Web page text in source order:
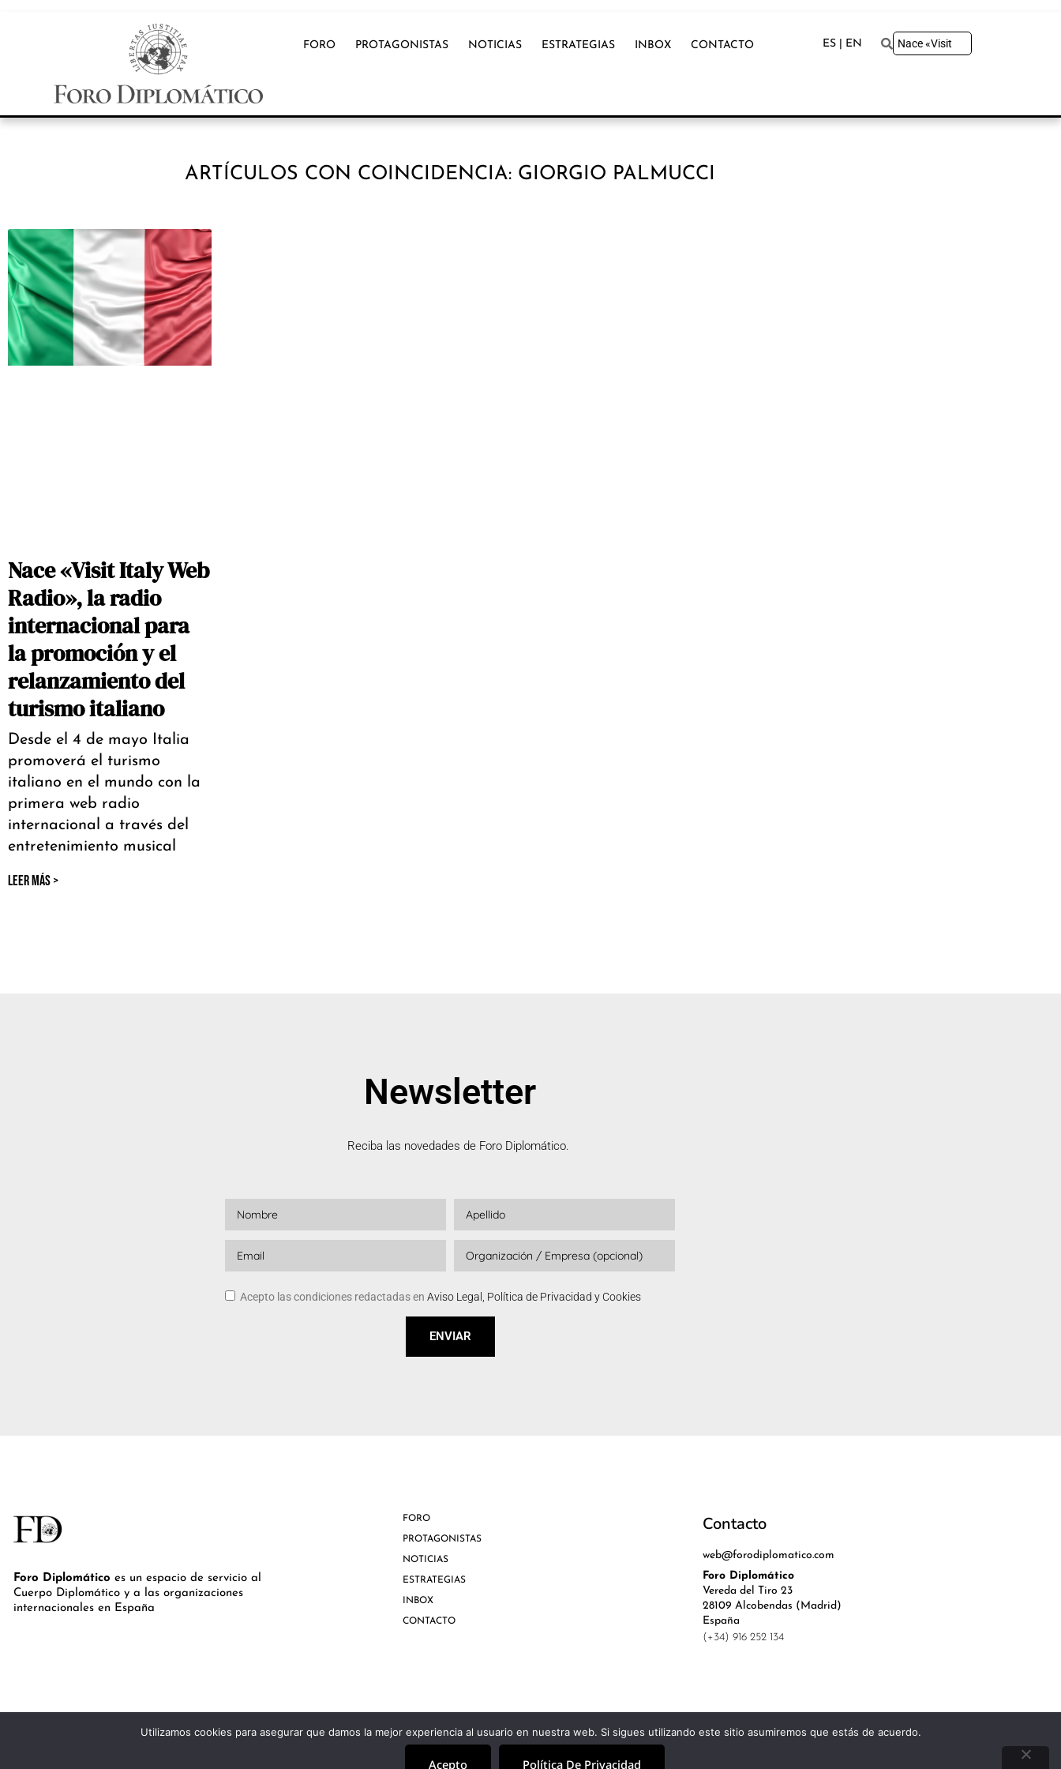
FORO PROTAGONISTAS NOTICIAS ESTRATEGIAS INBOX CONTACTO ES | EN
ARTÍCULOS CON COINCIDENCIA: GIORGIO PALMUCCI
Nace «Visit Italy Web
Radio», la radio
internacional para
la promoción y el
relanzamiento del
turismo italiano
Desde el 4 de mayo Italia
promoverá el turismo
italiano en el mundo con la
primera web radio
internacional a través del
entretenimiento musical
LEER MÁS >
Newsletter
Reciba las novedades de Foro Diplomático.
Acepto las condiciones redactadas en Aviso Legal, Política de Privacidad y Cookies
ENVIAR
Foro Diplomático es un espacio de servicio al
Cuerpo Diplomático y a las organizaciones
internacionales en España
FORO
PROTAGONISTAS
NOTICIAS
ESTRATEGIAS
INBOX
CONTACTO
Contacto
web@forodiplomatico.com
Foro Diplomático
Vereda del Tiro 23
28109 Alcobendas (Madrid)
España
(+34) 916 252 134
Utilizamos cookies para asegurar que damos la mejor experiencia al usuario en nuestra web. Si sigues utilizando este sitio asumiremos que estás de acuerdo.
Acepto Política De Privacidad